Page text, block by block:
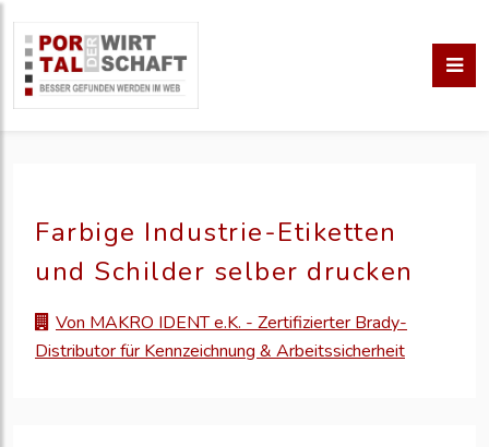
Farbige Industrie-Etiketten
und Schilder selber drucken
Von MAKRO IDENT e.K. - Zertifizierter Brady-
Distributor für Kennzeichnung & Arbeitssicherheit